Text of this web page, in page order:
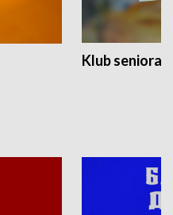
Klub seniora